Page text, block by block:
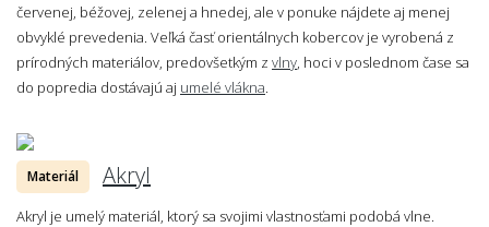
červenej, béžovej, zelenej a hnedej, ale v ponuke nájdete aj menej
obvyklé prevedenia. Veľká časť orientálnych kobercov je vyrobená z
prírodných materiálov, predovšetkým z vlny , hoci v poslednom čase sa
do popredia dostávajú aj umelé vlákna
Materiál Akryl
Akryl je umelý materiál, ktorý sa svojimi vlastnosťami podobá vlne.